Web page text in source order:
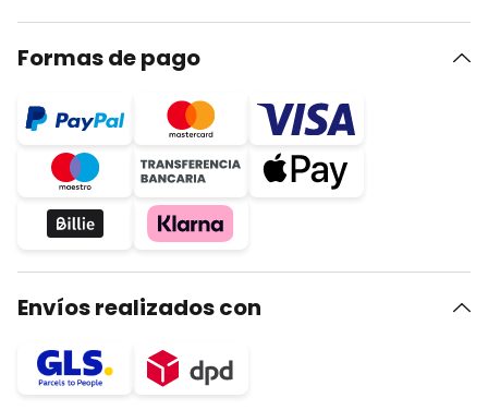
Formas de pago
Envíos realizados con